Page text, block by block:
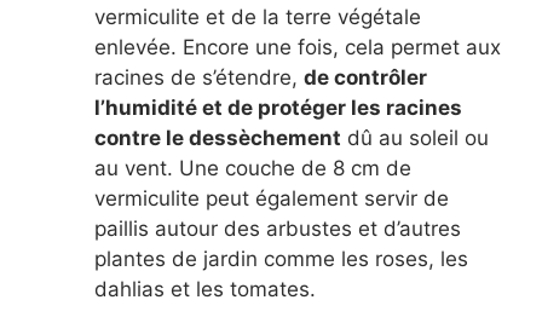
vermiculite et de la terre végétale
enlevée. Encore une fois, cela permet aux
racines de s’étendre, de contrôler
l’humidité et de protéger les racines
contre le dessèchement dû au soleil ou
au vent. Une couche de 8 cm de
vermiculite peut également servir de
paillis autour des arbustes et d’autres
plantes de jardin comme les roses, les
dahlias et les tomates.